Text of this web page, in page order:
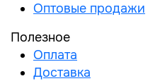
Оптовые продажи
Полезное
Оплата
Доставка